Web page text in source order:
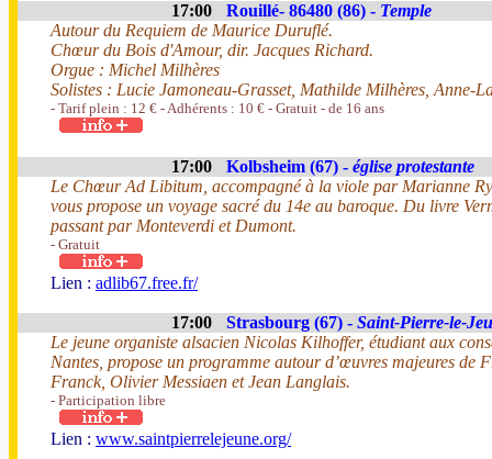
17:00 Rouillé- 86480 (86) - Temple
Autour du Requiem de Maurice Duruflé.
Chœur du Bois d'Amour, dir. Jacques Richard.
Orgue : Michel Milhères
Solistes : Lucie Jamoneau-Grasset, Mathilde Milhères, Anne-
- Tarif plein : 12 € - Adhérents : 10 € - Gratuit - de 16 ans
17:00 Kolbsheim (67) - église protestante
Le Chœur Ad Libitum, accompagné à la viole par Marianne
vous propose un voyage sacré du 14e au baroque. Du livre
passant par Monteverdi et Dumont.
- Gratuit
Lien : adlib67.free.fr/
17:00 Strasbourg (67) - Saint-Pierre-le-
Le jeune organiste alsacien Nicolas Kilhoffer, étudiant aux
Nantes, propose un programme autour d’œuvres majeures de
Franck, Olivier Messiaen et Jean Langlais.
- Participation libre
Lien : www.saintpierrelejeune.org/